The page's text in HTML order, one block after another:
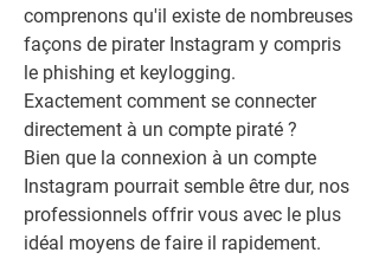
comprenons qu'il existe de nombreuses
façons de pirater Instagram y compris
le phishing et keylogging.
Exactement comment se connecter
directement à un compte piraté ?
Bien que la connexion à un compte
Instagram pourrait semble être dur, nos
professionnels offrir vous avec le plus
idéal moyens de faire il rapidement.